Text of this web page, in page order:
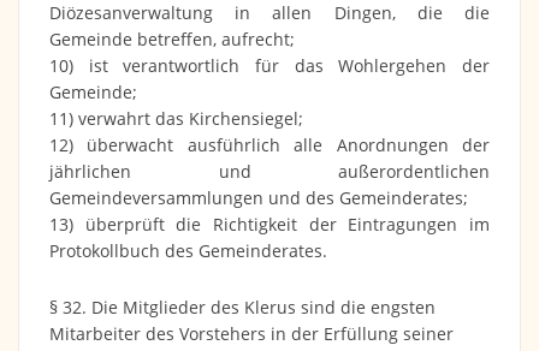
Diözesanverwaltung in allen Dingen, die die
Gemeinde betreffen, aufrecht;
10) ist verantwortlich für das Wohlergehen der
Gemeinde;
11) verwahrt das Kirchensiegel;
12) überwacht ausführlich alle Anordnungen der
jährlichen und außerordentlichen
Gemeindeversammlungen und des Gemeinderates;
13) überprüft die Richtigkeit der Eintragungen im
Protokollbuch des Gemeinderates.
§ 32. Die Mitglieder des Klerus sind die engsten
Mitarbeiter des Vorstehers in der Erfüllung seiner